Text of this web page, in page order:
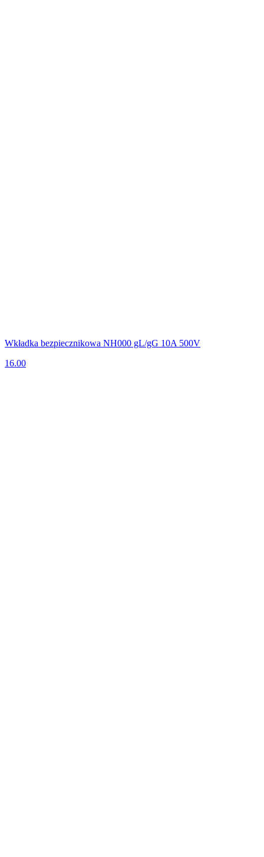
Wkładka bezpiecznikowa NH000 gL/gG 10A 500V
16.00